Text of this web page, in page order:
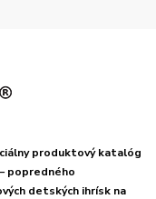
produktový katalóg
– popredného
detských ihrísk na